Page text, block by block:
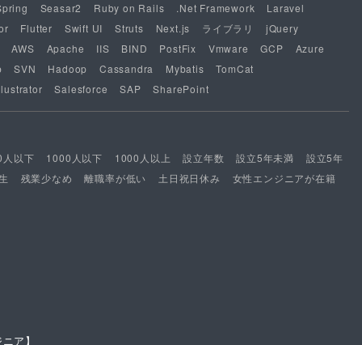
Seasar2 Ruby on Rails .Net Framework
Laravel
Flutter Swift UI Struts Next.js ライブラリ
jQuery
AWS
Apache IIS BIND PostFix Vmware GCP
Azure
SVN Hadoop Cassandra Mybatis
TomCat
Salesforce SAP SharePoint
以下 1000人以下 1000人以上 設立年数 設立5年未満
設立5年
残業少なめ 離職率が低い 土日祝日休み 女性エンジニアが在籍
ア】